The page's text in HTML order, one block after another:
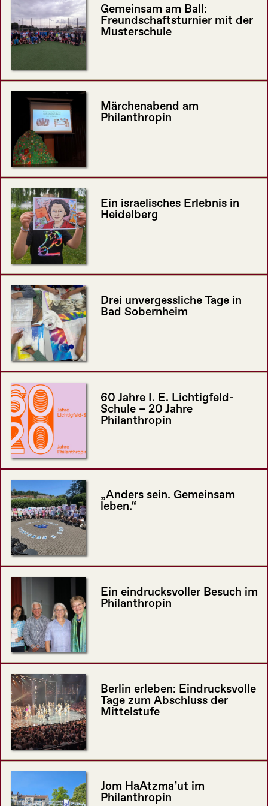
Gemeinsam am Ball:
Freundschaftsturnier mit der
Musterschule
Märchenabend am
Philanthropin
Ein israelisches Erlebnis in
Heidelberg
Drei unvergessliche Tage in
Bad Sobernheim
60 Jahre I. E. Lichtigfeld-
Schule – 20 Jahre
Philanthropin
„Anders sein. Gemeinsam
leben.“
Ein eindrucksvoller Besuch im
Philanthropin
Berlin erleben: Eindrucksvolle
Tage zum Abschluss der
Mittelstufe
Jom HaAtzma’ut im
Philanthropin